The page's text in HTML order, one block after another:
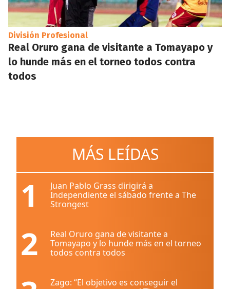
División Profesional
Real Oruro gana de visitante a Tomayapo y
lo hunde más en el torneo todos contra
todos
MÁS LEÍDAS
1
Juan Pablo Grass dirigirá a
Independiente el sábado frente a The
Strongest
2
Real Oruro gana de visitante a
Tomayapo y lo hunde más en el torneo
todos contra todos
Zago: “El objetivo es conseguir el